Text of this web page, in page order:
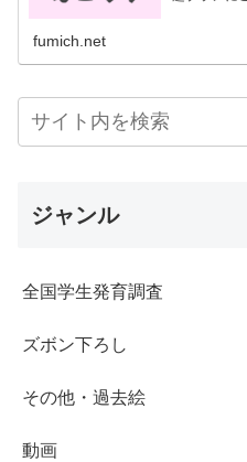
fumich.net
ジャンル
全国学生発育調査
ズボン下ろし
その他・過去絵
動画